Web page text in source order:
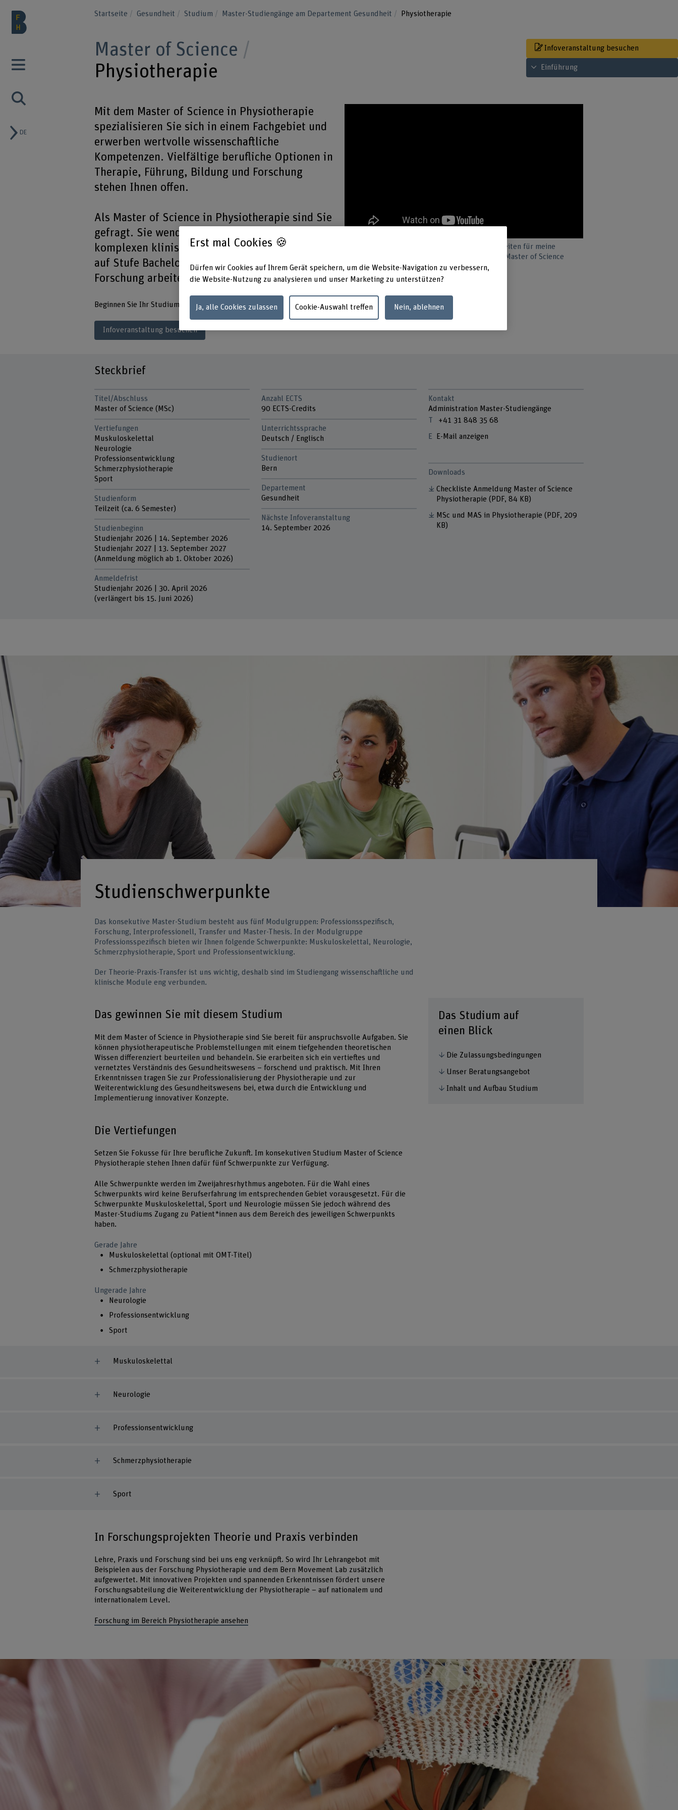
DE
Startseite Gesundheit Studium Master-Studiengänge am Departement Gesundheit Physiotherapie
Infoveranstaltung besuchen
Inhaltsverzeichnis ansehen
Einführung
Master of Science
Physiotherapie
Mit dem Master of Science in Physiotherapie
spezialisieren Sie sich in einem Fachgebiet und
erwerben wertvolle wissenschaftliche
Kompetenzen. Vielfältige berufliche Optionen in
Therapie, Führung, Bildung und Forschung
stehen Ihnen offen.
Als Master of Science in Physiotherapie sind Sie
gefragt. Sie wenden Ihre klinische Expertise in
komplexen klinischen Situationen an, können
auf Stufe Bachelor unterrichten und in der
Forschung arbeiten.
«Das Master-Studium bietet mir viele Möglichkeiten für meine
berufliche Karriere»: Vreni Studer, Absolventin Master of Science
Physiotherapie.
Beginnen Sie Ihr Studium im Herbst 2027.
Infoveranstaltung besuchen
Steckbrief
Titel/Abschluss
Master of Science (MSc)
Vertiefungen
Muskuloskelettal
Neurologie
Professionsentwicklung
Schmerzphysiotherapie
Sport
Studienform
Teilzeit (ca. 6 Semester)
Studienbeginn
Studienjahr 2026 | 14. September 2026
Studienjahr 2027 | 13. September 2027
(Anmeldung möglich ab 1. Oktober 2026)
Anmeldefrist
Studienjahr 2026 | 30. April 2026
(verlängert bis 15. Juni 2026)
Anzahl ECTS
90 ECTS-Credits
Unterrichtssprache
Deutsch / Englisch
Studienort
Bern
Departement
Gesundheit
Nächste Infoveranstaltung
14. September 2026
Kontakt
Administration Master-Studiengänge
+41 31 848 35 68
E-Mail anzeigen
Downloads
Checkliste Anmeldung Master of Science
Physiotherapie (PDF, 84 KB)
MSc und MAS in Physiotherapie (PDF, 209
KB)
Studienschwerpunkte
Das konsekutive Master-Studium besteht aus fünf Modulgruppen: Professionsspezifisch,
Forschung, Interprofessionell, Transfer und Master-Thesis. In der Modulgruppe
Professionsspezifisch bieten wir Ihnen folgende Schwerpunkte: Muskuloskelettal, Neurologie,
Schmerzphysiotherapie, Sport und Professionsentwicklung.
Der Theorie-Praxis-Transfer ist uns wichtig, deshalb sind im Studiengang wissenschaftliche und
klinische Module eng verbunden.
Das gewinnen Sie mit diesem Studium
Mit dem Master of Science in Physiotherapie sind Sie bereit für anspruchsvolle Aufgaben. Sie
können physiotherapeutische Problemstellungen mit einem tiefgehenden theoretischen
Wissen differenziert beurteilen und behandeln. Sie erarbeiten sich ein vertieftes und
vernetztes Verständnis des Gesundheitswesens – forschend und praktisch. Mit Ihren
Erkenntnissen tragen Sie zur Professionalisierung der Physiotherapie und zur
Weiterentwicklung des Gesundheitswesens bei, etwa durch die Entwicklung und
Implementierung innovativer Konzepte.
Die Vertiefungen
Setzen Sie Fokusse für Ihre berufliche Zukunft. Im konsekutiven Studium Master of Science
Physiotherapie stehen Ihnen dafür fünf Schwerpunkte zur Verfügung.
Alle Schwerpunkte werden im Zweijahresrhythmus angeboten. Für die Wahl eines
Schwerpunkts wird keine Berufserfahrung im entsprechenden Gebiet vorausgesetzt. Für die
Schwerpunkte Muskuloskelettal, Sport und Neurologie müssen Sie jedoch während des
Master-Studiums Zugang zu Patient*innen aus dem Bereich des jeweiligen Schwerpunkts
haben.
Gerade Jahre
Muskuloskelettal (optional mit OMT-Titel)
Schmerzphysiotherapie
Ungerade Jahre
Neurologie
Professionsentwicklung
Sport
Das Studium auf
einen Blick
Die Zulassungsbedingungen
Unser Beratungsangebot
Inhalt und Aufbau Studium
Muskuloskelettal
Neurologie
Professionsentwicklung
Schmerzphysiotherapie
Sport
In Forschungsprojekten Theorie und Praxis verbinden
Lehre, Praxis und Forschung sind bei uns eng verknüpft. So wird Ihr Lehrangebot mit
Beispielen aus der Forschung Physiotherapie und dem Bern Movement Lab zusätzlich
aufgewertet. Mit innovativen Projekten und spannenden Erkenntnissen fördert unsere
Forschungsabteilung die Weiterentwicklung der Physiotherapie – auf nationalem und
internationalem Level.
Forschung im Bereich Physiotherapie ansehen
Erst mal Cookies 🍪
Dürfen wir Cookies auf Ihrem Gerät speichern, um die Website-Navigation zu verbessern,
die Website-Nutzung zu analysieren und unser Marketing zu unterstützen?
Ja, alle Cookies zulassen Cookie-Auswahl treffen Nein, ablehnen